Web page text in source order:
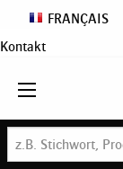
FRANÇAIS
Kontakt